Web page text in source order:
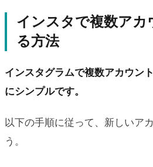
インスタで複数アカ
る方法
インスタグラムで複数アカウン
にシンプルです。
以下の手順に従って、新しいア
う。